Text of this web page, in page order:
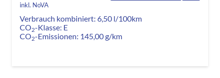
inkl. NoVA
Verbrauch kombiniert: 6,50 l/100km
CO2-Klasse: E
CO2-Emissionen: 145,00 g/km